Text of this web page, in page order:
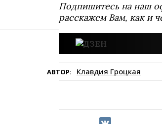
Подпишитесь на наш
расскажем Вам, как и
АВТОР: Клавдия Гроцкая